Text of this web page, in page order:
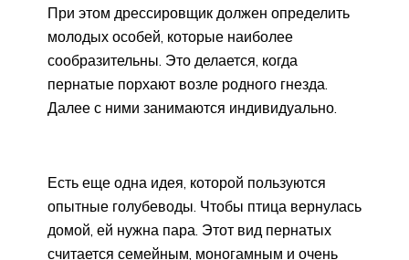
При этом дрессировщик должен определить
молодых особей, которые наиболее
сообразительны. Это делается, когда
пернатые порхают возле родного гнезда.
Далее с ними занимаются индивидуально.
Есть еще одна идея, которой пользуются
опытные голубеводы. Чтобы птица вернулась
домой, ей нужна пара. Этот вид пернатых
считается семейным, моногамным и очень